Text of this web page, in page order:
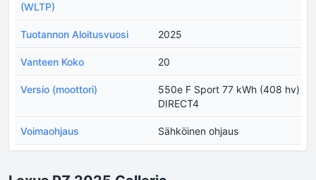
(WLTP)
Tuotannon Aloitusvuosi 2025
Vanteen Koko 20
Versio (moottori)
550e F Sport 77 kWh (408 hv)
DIRECT4
Voimaohjaus Sähköinen ohjaus